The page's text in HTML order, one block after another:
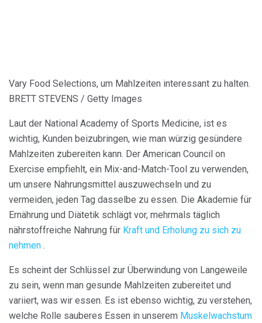
Vary Food Selections, um Mahlzeiten interessant zu halten.
BRETT STEVENS / Getty Images
Laut der National Academy of Sports Medicine, ist es
wichtig, Kunden beizubringen, wie man würzig gesündere
Mahlzeiten zubereiten kann. Der American Council on
Exercise empfiehlt, ein Mix-and-Match-Tool zu verwenden,
um unsere Nahrungsmittel auszuwechseln und zu
vermeiden, jeden Tag dasselbe zu essen. Die Akademie für
Ernährung und Diätetik schlägt vor, mehrmals täglich
nährstoffreiche Nahrung für Kraft und Erholung zu sich zu
nehmen .
Es scheint der Schlüssel zur Überwindung von Langeweile
zu sein, wenn man gesunde Mahlzeiten zubereitet und
variiert, was wir essen. Es ist ebenso wichtig, zu verstehen,
welche Rolle sauberes Essen in unserem Muskelwachstum